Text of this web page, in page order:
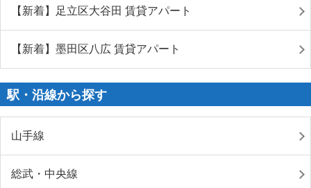
【新着】足立区大谷田 賃貸アパート
【新着】墨田区八広 賃貸アパート
駅・沿線から探す
山手線
総武・中央線